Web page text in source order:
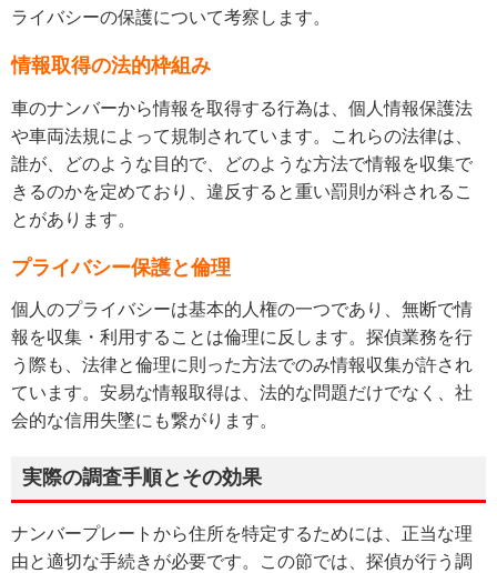
ライバシーの保護について考察します。
情報取得の法的枠組み
車のナンバーから情報を取得する行為は、個人情報保護法
や車両法規によって規制されています。これらの法律は、
誰が、どのような目的で、どのような方法で情報を収集で
きるのかを定めており、違反すると重い罰則が科されるこ
とがあります。
プライバシー保護と倫理
個人のプライバシーは基本的人権の一つであり、無断で情
報を収集・利用することは倫理に反します。探偵業務を行
う際も、法律と倫理に則った方法でのみ情報収集が許され
ています。安易な情報取得は、法的な問題だけでなく、社
会的な信用失墜にも繋がります。
実際の調査手順とその効果
ナンバープレートから住所を特定するためには、正当な理
由と適切な手続きが必要です。この節では、探偵が行う調